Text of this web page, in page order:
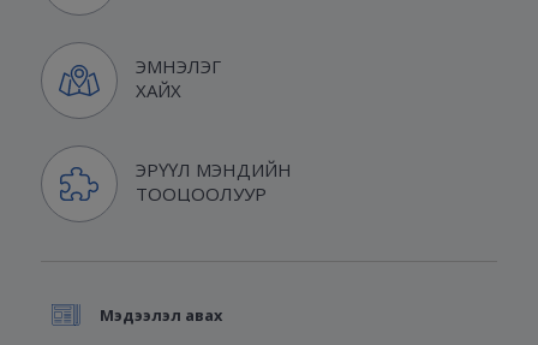
ЭМНЭЛЭГ
ХАЙХ
ЭРҮҮЛ МЭНДИЙН
ТООЦООЛУУР
Мэдээлэл авах